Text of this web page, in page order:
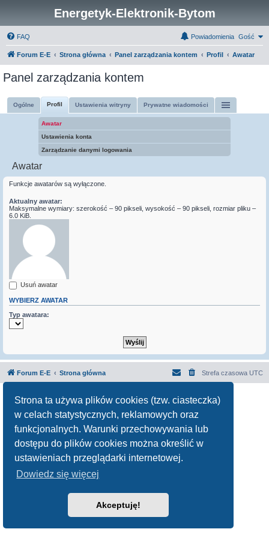
Strona ta używa plików cookies (tzw. ciasteczka)
w celach statystycznych, reklamowych oraz
funkcjonalnych. Warunki przechowywania lub
dostępu do plików cookies można określić w
ustawieniach przeglądarki internetowej.
Dowiedz się więcej
Akceptuję!
Energetyk-Elektronik-Bytom
FAQ Gość
Powiadomienia
Forum E-E Strona główna Panel zarządzania kontem Profil Awatar
Panel zarządzania kontem
Ogólne Profil Ustawienia witryny Prywatne wiadomości
Awatar
Ustawienia konta
Zarządzanie danymi logowania
Awatar
Funkcje awatarów są wyłączone.
Aktualny awatar:
Maksymalne wymiary: szerokość – 90 pikseli, wysokość – 90 pikseli, rozmiar pliku –
6.0 KiB.
Usuń awatar
WYBIERZ AWATAR
Typ awatara:
Forum E-E Strona główna Strefa czasowa UTC
Polski pakiet językowy dostarczaphpBB.pl
Zasady ochrony danych osobowych|Regulamin